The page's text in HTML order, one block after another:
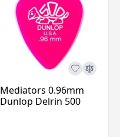
Mediators 0.96mm
Dunlop Delrin 500